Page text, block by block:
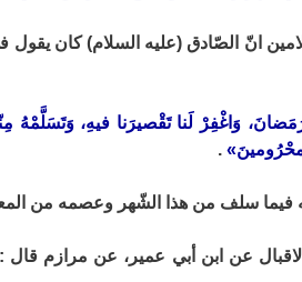
انّ الصّادق (عليه السلام) كان يقول
وَاغْفِرْ لَنا تَقْصيرَنا فيهِ، وَتَسَلَّمْهُ مِنّا
.
فيما سلف من هذا الشّهر وعصمه من
عن ابن أبي عمير، عن مرازم